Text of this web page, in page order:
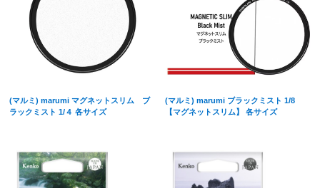
(マルミ) marumi マグネットスリム ブ
ラックミスト 1/４ 各サイズ
(マルミ) marumi ブラックミスト 1/8
【マグネットスリム】 各サイズ